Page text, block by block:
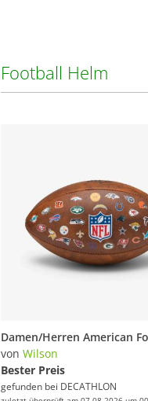
Football Helm
von Wilson
Bester Preis
gefunden bei DECATHLON